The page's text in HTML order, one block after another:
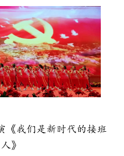
《我们是新时代的接班
人》